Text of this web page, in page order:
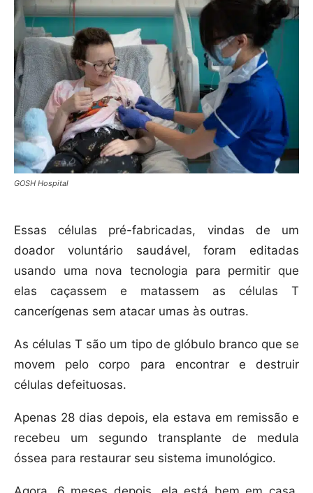
GOSH Hospital
Essas células pré-fabricadas, vindas de um
doador voluntário saudável, foram editadas
usando uma nova tecnologia para permitir que
elas caçassem e matassem as células T
cancerígenas sem atacar umas às outras.
As células T são um tipo de glóbulo branco que se
movem pelo corpo para encontrar e destruir
células defeituosas.
Apenas 28 dias depois, ela estava em remissão e
recebeu um segundo transplante de medula
óssea para restaurar seu sistema imunológico.